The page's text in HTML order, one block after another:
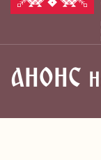
АНОНС